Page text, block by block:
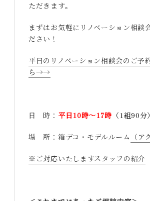
ただきます。
まずはお気軽にリノベーション相談
ださい！
平日のリノベーション相談会のご予
ら→→
日 時： 平日10時～17時 （1組90分
場 所：箱デコ・モデルルーム （ア
※ご対応いたしますスタッフの紹介